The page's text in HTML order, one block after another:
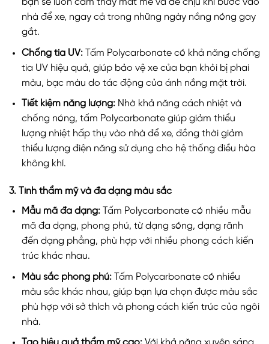
bạn sẽ luôn cảm thấy mát mẻ và dễ chịu khi bước vào
nhà để xe, ngay cả trong những ngày nắng nóng gay
gắt.
Chống tia UV:Tấm Polycarbonate có khả năng chống
tia UV hiệu quả, giúp bảo vệ xe của bạn khỏi bị phai
màu, bạc màu do tác động của ánh nắng mặt trời.
Tiết kiệm năng lượng:Nhờ khả năng cách nhiệt và
chống nóng, tấm Polycarbonate giúp giảm thiểu
lượng nhiệt hấp thụ vào nhà để xe, đồng thời giảm
thiểu lượng điện năng sử dụng cho hệ thống điều hòa
không khí.
3. Tính thẩm mỹ và đa dạng màu sắc
Mẫu mã đa dạng:Tấm Polycarbonate có nhiều mẫu
mã đa dạng, phong phú, từ dạng sóng, dạng rãnh
đến dạng phẳng, phù hợp với nhiều phong cách kiến
trúc khác nhau.
Màu sắc phong phú:Tấm Polycarbonate có nhiều
màu sắc khác nhau, giúp bạn lựa chọn được màu sắc
phù hợp với sở thích và phong cách kiến trúc của ngôi
nhà.